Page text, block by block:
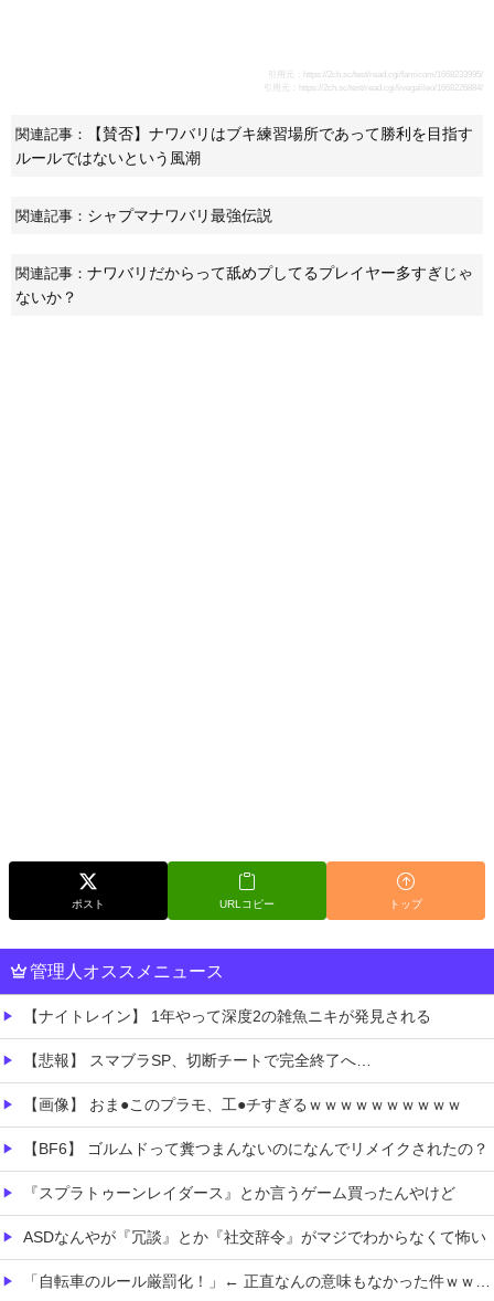
引用元：
https://2ch.sc/test/read.cgi/famicom/1668233995/
引用元：
https://2ch.sc/test/read.cgi/livegalileo/1668226884/
関連記事：
【賛否】ナワバリはブキ練習場所であって勝利を目指す
ルールではないという風潮
関連記事： シャプマナワバリ最強伝説
関連記事： ナワバリだからって舐めプしてるプレイヤー多すぎじゃ
ないか？
ポスト URLコピー トップ
管理人オススメニュース
【ナイトレイン】 1年やって深度2の雑魚ニキが発見される
【悲報】 スマブラSP、切断チートで完全終了へ…
【画像】 おま●このプラモ、工●チすぎるｗｗｗｗｗｗｗｗｗｗ
【BF6】 ゴルムドって糞つまんないのになんでリメイクされたの？
『スプラトゥーンレイダース』とか言うゲーム買ったんやけど
ASDなんやが『冗談』とか『社交辞令』がマジでわからなくて怖い
「自転車のルール厳罰化！」← 正直なんの意味もなかった件ｗｗｗｗｗｗｗｗ